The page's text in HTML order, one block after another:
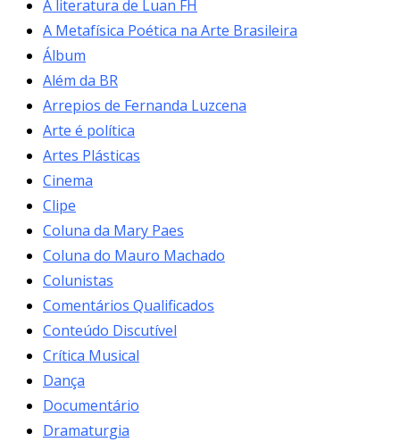
A literatura de Luan FH
A Metafísica Poética na Arte Brasileira
Álbum
Além da BR
Arrepios de Fernanda Luzcena
Arte é política
Artes Plásticas
Cinema
Clipe
Coluna da Mary Paes
Coluna do Mauro Machado
Colunistas
Comentários Qualificados
Conteúdo Discutível
Crítica Musical
Dança
Documentário
Dramaturgia